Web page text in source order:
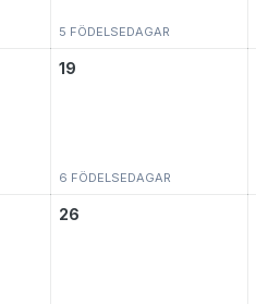
5 FÖDELSEDAGAR
19
6 FÖDELSEDAGAR
26